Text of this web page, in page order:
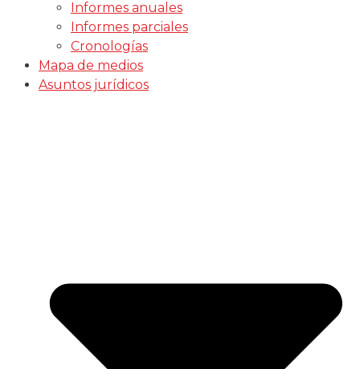
Informes anuales
Informes parciales
Cronologías
Mapa de medios
Asuntos jurídicos